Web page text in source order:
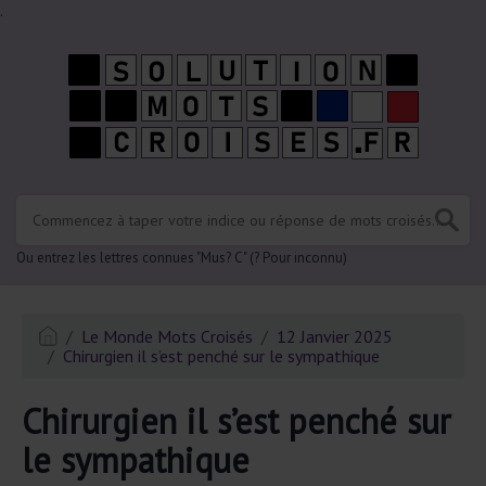
.
Ou entrez les lettres connues "Mus? C" (? Pour inconnu)
Le Monde Mots Croisés
12 Janvier 2025
Chirurgien il s’est penché sur le sympathique
Chirurgien il s’est penché sur
le sympathique